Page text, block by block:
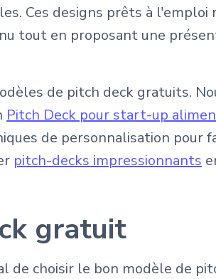
Ces designs prêts à l'emploi
tout en proposant une
de pitch deck gratuits.
Pitch Deck pour start-up
de personnalisation pour
pitch-decks impressionnants
gratuit
de choisir le bon modèle de